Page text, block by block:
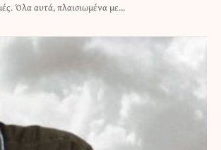
Όλα αυτά, πλαισιωμένα με…